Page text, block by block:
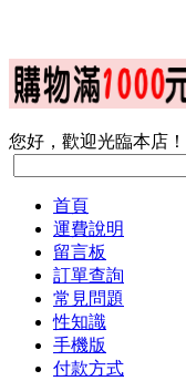
您好，歡迎光臨本店！
首頁
運費說明
留言板
訂單查詢
常見問題
性知識
手機版
付款方式